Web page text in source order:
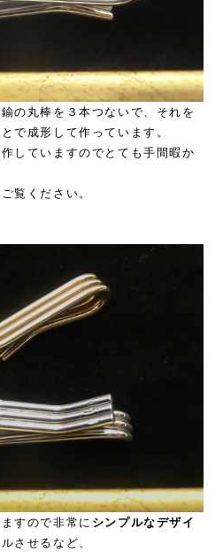
の丸棒を３本つないで、それを
で成形して作っています。
していますのでとても手間暇か
覧ください。
すので非常に シンプルなデザイ
させるなど、